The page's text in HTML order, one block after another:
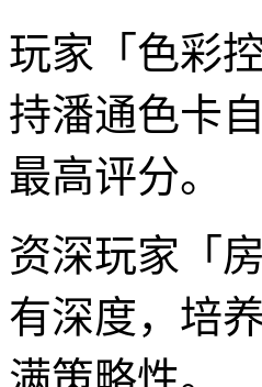
玩家「色彩
持潘通色卡
最高评分。
资深玩家「
有深度，培